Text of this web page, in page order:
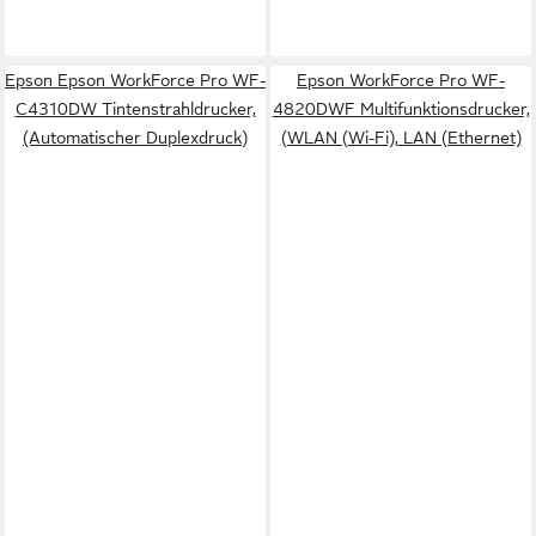
Epson Epson WorkForce Pro WF-
C4310DW Tintenstrahldrucker,
(Automatischer Duplexdruck)
Epson WorkForce Pro WF-
4820DWF Multifunktionsdrucker,
(WLAN (Wi-Fi), LAN (Ethernet)